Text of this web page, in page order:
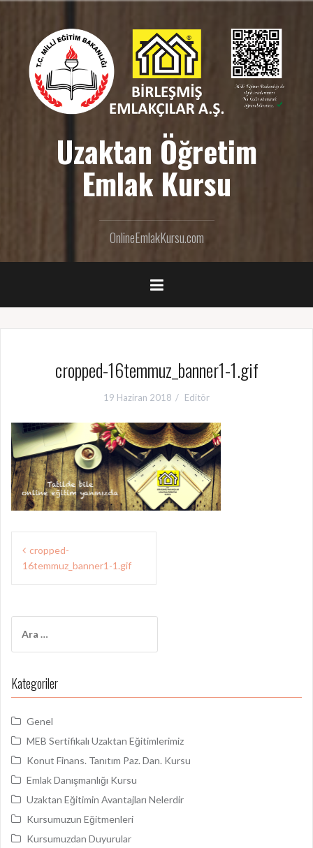
Uzaktan Öğretim
Emlak Kursu
OnlineEmlakKursu.com
cropped-16temmuz_banner1-1.gif
19 Haziran 2018 Editör
ı
d
o
l
a
ş
ı
m
ı
cropped-
16temmuz_banner1-1.gif
a
a
:
Kategoriler
Genel
MEB Sertifikalı Uzaktan Eğitimlerimiz
Konut Finans. Tanıtım Paz. Dan. Kursu
Emlak Danışmanlığı Kursu
Uzaktan Eğitimin Avantajları Nelerdir
Kursumuzun Eğitmenleri
Kursumuzdan Duyurular